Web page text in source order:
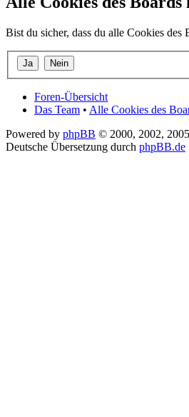
Bist du sicher, dass du alle Cookies des
Foren-Übersicht
Das Team • Alle Cookies des
Powered by phpBB © 2000, 2002,
Deutsche Übersetzung durch phpBB.de